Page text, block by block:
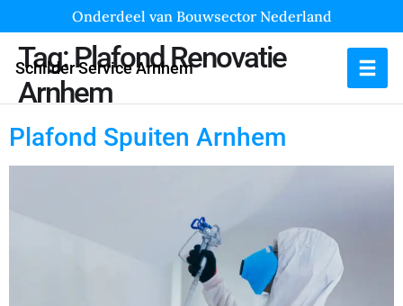
Onderdeel van Bouwsector Nederland
Schilder Service Arnhem
Tag:Plafond Renovatie
Arnhem
Plafond Spuiten Arnhem